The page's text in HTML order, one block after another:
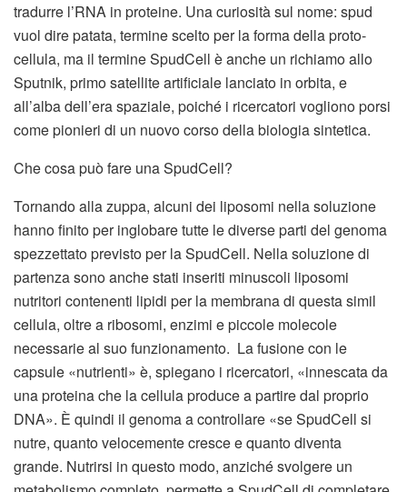
tradurre l’RNA in proteine. Una curiosità sul nome: spud
vuol dire patata, termine scelto per la forma della proto-
cellula, ma il termine SpudCell è anche un richiamo allo
Sputnik, primo satellite artificiale lanciato in orbita, e
all’alba dell’era spaziale, poiché i ricercatori vogliono porsi
come pionieri di un nuovo corso della biologia sintetica.
Che cosa può fare una SpudCell?
Tornando alla zuppa, alcuni dei liposomi nella soluzione
hanno finito per inglobare tutte le diverse parti del genoma
spezzettato previsto per la SpudCell. Nella soluzione di
partenza sono anche stati inseriti minuscoli liposomi
nutritori contenenti lipidi per la membrana di questa simil
cellula, oltre a ribosomi, enzimi e piccole molecole
necessarie al suo funzionamento. La fusione con le
capsule «nutrienti» è, spiegano i ricercatori, «innescata da
una proteina che la cellula produce a partire dal proprio
DNA». È quindi il genoma a controllare «se SpudCell si
nutre, quanto velocemente cresce e quanto diventa
grande. Nutrirsi in questo modo, anziché svolgere un